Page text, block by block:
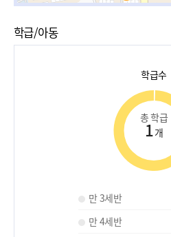
학급/아동
학급수
총 학급
1개
만 3세반
만 4세반